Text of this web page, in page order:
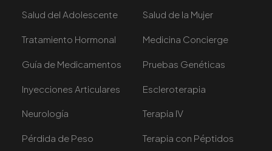
Salud del Adolescente Salud de la Mujer
Tratamiento Hormonal Medicina Concierge
Guía de Medicamentos Pruebas Genéticas
Inyecciones Articulares Escleroterapia
Neurología Terapia IV
Pérdida de Peso Terapia con Péptidos